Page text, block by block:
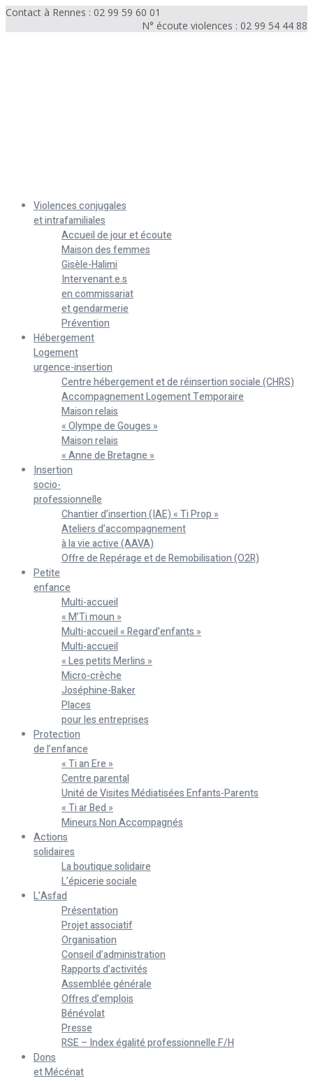
Contact à Rennes : 02 99 59 60 01
N° écoute violences : 02 99 54 44 88
Violences conjugales
et intrafamiliales
Accueil de jour et écoute
Maison des femmes
Gisèle-Halimi
Intervenant.e.s
en commissariat
et gendarmerie
Prévention
Hébergement
Logement
urgence-insertion
Centre hébergement et de réinsertion sociale (CHRS)
Accompagnement Logement Temporaire
Maison relais
« Olympe de Gouges »
Maison relais
« Anne de Bretagne »
Insertion
socio-
professionnelle
Chantier d’insertion (IAE) « Ti Prop »
Ateliers d’accompagnement
à la vie active (AAVA)
Offre de Repérage et de Remobilisation (O2R)
Petite
enfance
Multi-accueil
« M’Ti moun »
Multi-accueil « Regard’enfants »
Multi-accueil
« Les petits Merlins »
Micro-crèche
Joséphine-Baker
Places
pour les entreprises
Protection
de l’enfance
« Ti an Ere »
Centre parental
Unité de Visites Médiatisées Enfants-Parents
« Ti ar Bed »
Mineurs Non Accompagnés
Actions
solidaires
La boutique solidaire
L’épicerie sociale
L’Asfad
Présentation
Projet associatif
Organisation
Conseil d’administration
Rapports d’activités
Assemblée générale
Offres d’emplois
Bénévolat
Presse
RSE – Index égalité professionnelle F/H
Dons
et Mécénat